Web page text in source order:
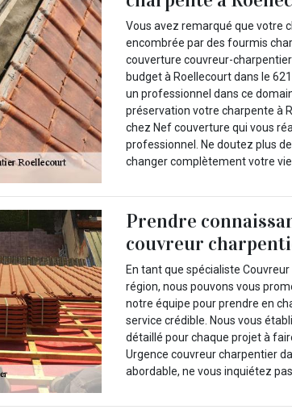
Vous avez remarqué que votre
encombrée par des fourmis
couverture couvreur-
budget à Roellecourt dans le
un professionnel dans ce
préservation votre charpente à
chez Nef couverture qui vous
professionnel. Ne doutez plus
changer complètement votre
Prendre
couvreur
En tant que spécialiste
région, nous pouvons vous
notre équipe pour prendre en
service crédible. Nous vous
détaillé pour chaque projet à
Urgence couvreur charpentier
abordable, ne vous inquiétez pas.